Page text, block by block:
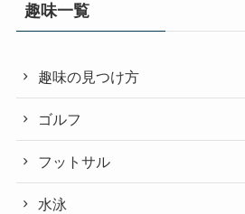
趣味一覧
趣味の見つけ方
ゴルフ
フットサル
水泳